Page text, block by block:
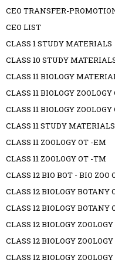
CEO TRANSFER-
CEO LIST
CLASS 1 STUDY MATERIALS
CLASS 10 STUDY
CLASS 11 BIOLOGY
CLASS 11 BIOLOGY
CLASS 11 BIOLOGY
CLASS 11 STUDY MATERIALS
CLASS 11 ZOOLOGY OT -EM
CLASS 11 ZOOLOGY OT -TM
CLASS 12 BIO BOT - BIO
CLASS 12 BIOLOGY BOTANY
CLASS 12 BIOLOGY BOTANY
CLASS 12 BIOLOGY
CLASS 12 BIOLOGY
CLASS 12 BIOLOGY